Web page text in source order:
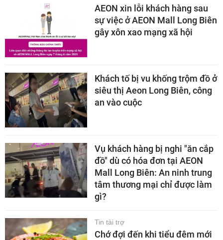
AEON xin lỗi khách hàng sau
sự việc ở AEON Mall Long Biên
gây xôn xao mạng xã hội
Khách tố bị vu khống trộm đồ ở
siêu thị Aeon Long Biên, công
an vào cuộc
Vụ khách hàng bị nghi "ăn cắp
đồ" dù có hóa đơn tại AEON
Mall Long Biên: An ninh trung
tâm thương mại chỉ được làm
gì?
Tin tài trợ
Chớ đợi đến khi tiểu đêm mới